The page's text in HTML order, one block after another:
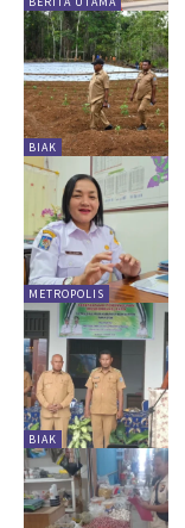
BIAK
METROPOLIS
BIAK